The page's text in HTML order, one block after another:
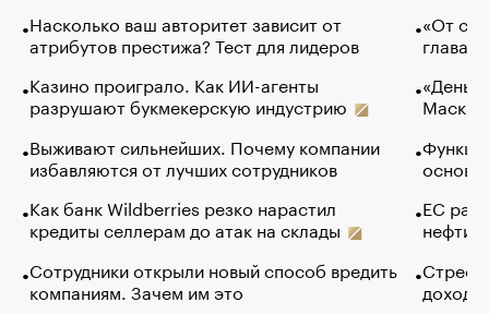
Насколько ваш авторитет зависит от
атрибутов престижа? Тест для лидеров
Казино проиграло. Как ИИ-агенты
разрушают букмекерскую индустрию
Выживают сильнейших. Почему компании
избавляются от лучших сотрудников
Как банк Wildberries резко нарастил
кредиты селлерам до атак на склады
Сотрудники открыли новый способ вредить
компаниям. Зачем им это
«От
глава
Маск в
основ
ЕС
нефти